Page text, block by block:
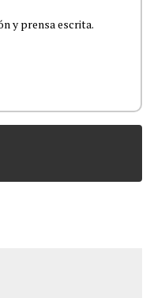
y prensa escrita.